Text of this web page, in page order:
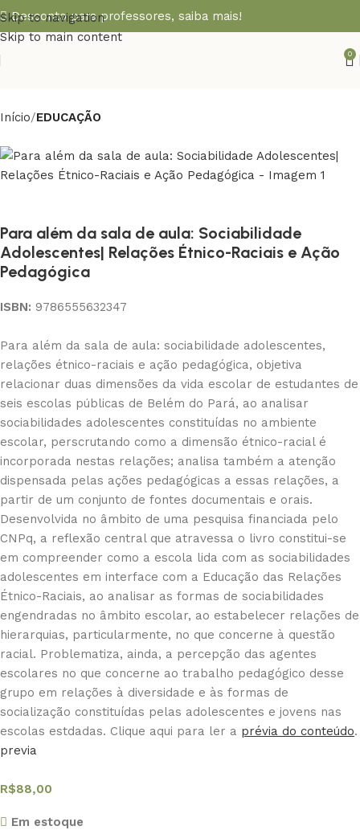
Skip to navigation
Skip to main content
Desconto para professores, saiba mais!
0
Início EDUCAÇÃO
Para além da sala de aula: Sociabilidade
Adolescentes| Relações Étnico-Raciais e Ação
Pedagógica
ISBN: 9786555632347
Para além da sala de aula: sociabilidade adolescentes,
relações étnico-raciais e ação pedagógica, objetiva
relacionar duas dimensões da vida escolar de estudantes de
seis escolas públicas de Belém do Pará, ao analisar
sociabilidades adolescentes constituídas no ambiente
escolar, perscrutando como a dimensão étnico-racial é
incorporada nestas relações; analisa também a atenção
dispensada pelas ações pedagógicas a essas relações, a
partir de um conjunto de fontes documentais e orais.
Desenvolvida no âmbito de uma pesquisa financiada pelo
CNPq, a reflexão central que atravessa o livro constitui-se
em compreender como a escola lida com as sociabilidades
adolescentes em interface com a Educação das Relações
Étnico-Raciais, ao analisar as formas de sociabilidades
engendradas no âmbito escolar, ao estabelecer relações de
hierarquias, particularmente, no que concerne à questão
racial. Problematiza, ainda, a percepção das agentes
escolares no que concerne ao trabalho pedagógico desse
grupo em relações à diversidade e às formas de
socialização constituídas pelas adolescentes e jovens nas
escolas estdadas. Clique aqui para ler a prévia do conteúdo.
previa
R$88,00
Em estoque